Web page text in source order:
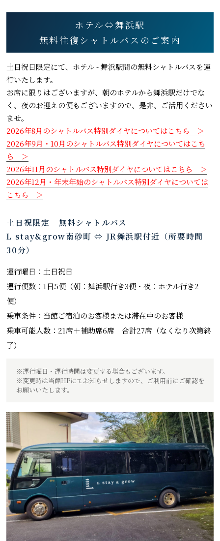
ホテル⇔舞浜駅
無料往復シャトルバスのご案内
土日祝日限定にて、ホテル - 舞浜駅間の無料シャトルバスを運
行いたします。
お席に限りはございますが、朝のホテルから舞浜駅だけでな
く、夜のお迎えの便もございますので、是非、ご活用ください
ませ。
2026年8月のシャトルバス特別ダイヤについてはこちら ＞
2026年9月・10月のシャトルバス特別ダイヤについてはこち
ら ＞
2026年11月のシャトルバス特別ダイヤについてはこちら ＞
2026年12月・年末年始のシャトルバス特別ダイヤについては
こちら ＞
土日祝限定 無料シャトルバス
L stay&grow南砂町 ⇔ JR舞浜駅付近（所要時間
30分）
運行曜日：土日祝日
運行便数：1日5便（朝：舞浜駅行き3便・夜：ホテル行き2
便）
乗車条件：当館ご宿泊のお客様または滞在中のお客様
乗車可能人数：21席＋補助席6席 合計27席（なくなり次第終
了）
※運行曜日・運行時間は変更する場合もございます。
※変更時は当館HPにてお知らせしますので、ご利用前にご確認を
お願いいたします。